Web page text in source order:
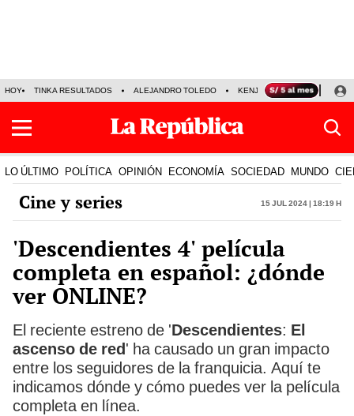
HOY TINKA RESULTADOS ALEJANDRO TOLEDO KENJI FUJIMORI
LO ÚLTIMO POLÍTICA OPINIÓN ECONOMÍA SOCIEDAD MUNDO
Cine y series 15 Jul 2024 | 18:19 h
'Descendientes 4' película
completa en español: ¿dónde
ver ONLINE?
El reciente estreno de 'Descendientes: El
ascenso de red' ha causado un gran impacto
entre los seguidores de la franquicia. Aquí te
indicamos dónde y cómo puedes ver la película
completa en línea.